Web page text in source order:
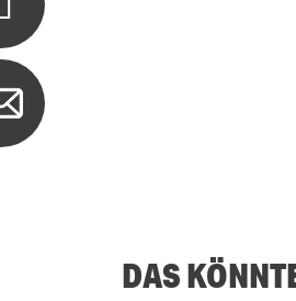
DAS